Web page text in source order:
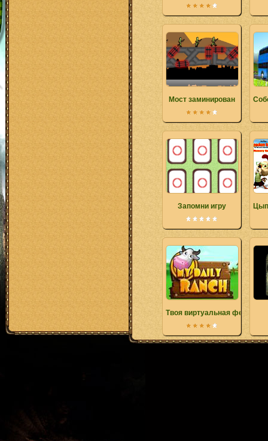
Мост заминирован
Запомни игру
Твоя виртуальная ферма